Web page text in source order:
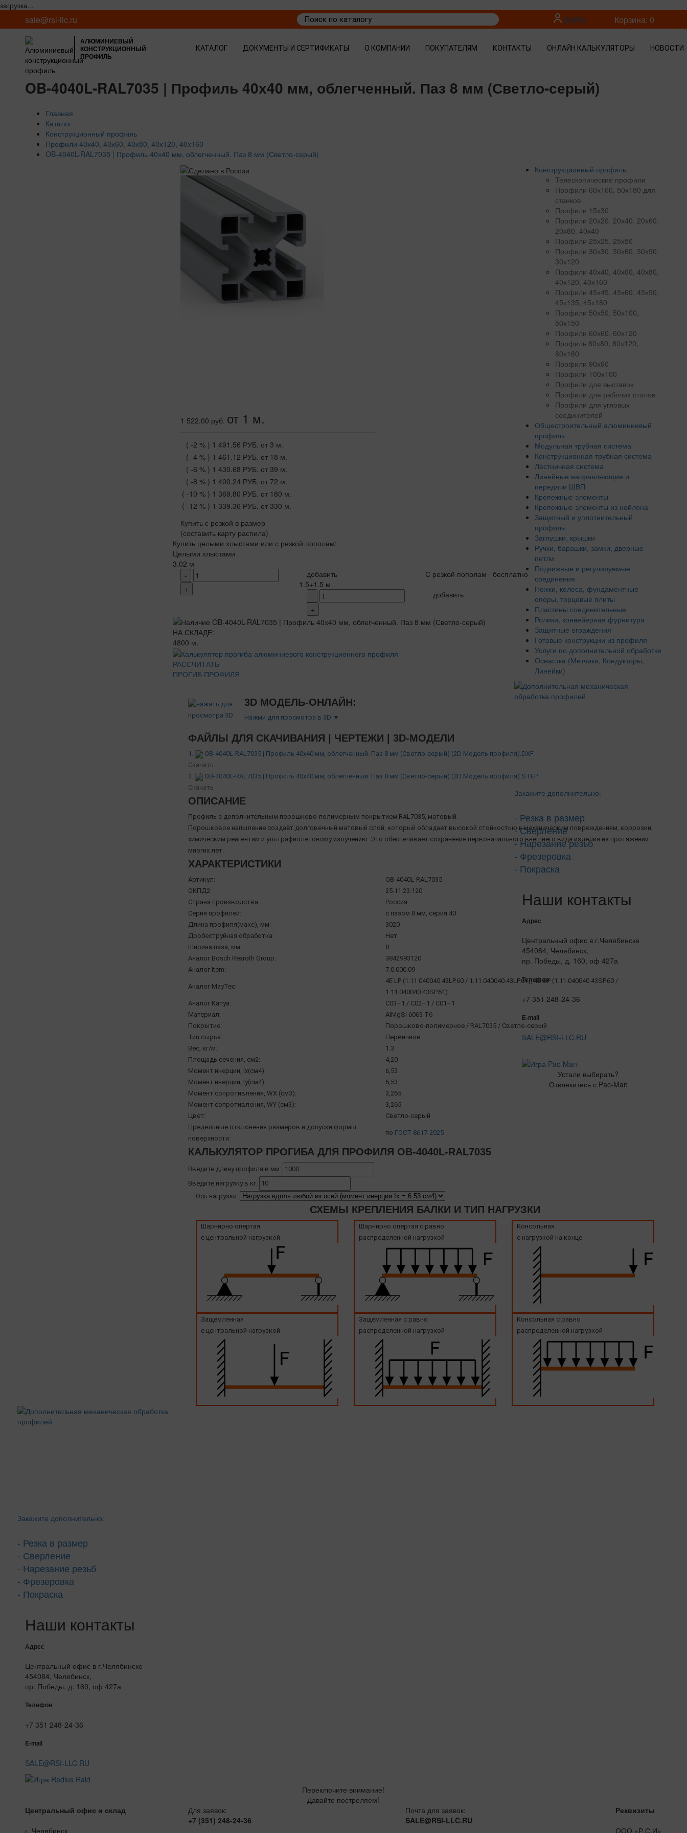
загрузка...
sale@rsi-llc.ru Войти Корзина: 0
АЛЮМИНИЕВЫЙ
КОНСТРУКЦИОННЫЙ
ПРОФИЛЬ
КАТАЛОГ ДОКУМЕНТЫ И СЕРТИФИКАТЫ О КОМПАНИИ ПОКУПАТЕЛЯМ КОНТАКТЫ ОНЛАЙН КАЛЬКУЛЯТОРЫ НОВОСТИ
OB-4040L-RAL7035 | Профиль 40х40 мм, облегченный. Паз 8 мм (Светло-серый)
Главная
Каталог
Конструкционный профиль
Профили 40х40, 40х60, 40х80, 40х120, 40х160
OB-4040L-RAL7035 | Профиль 40х40 мм, облегченный. Паз 8 мм (Светло-серый)
1 522.00 руб. от 1 м.
( -2 % ) 1 491.56 РУБ. от 3 м.
( -4 % ) 1 461.12 РУБ. от 18 м.
( -6 % ) 1 430.68 РУБ. от 39 м.
( -8 % ) 1 400.24 РУБ. от 72 м.
( -10 % ) 1 369.80 РУБ. от 180 м.
( -12 % ) 1 339.36 РУБ. от 330 м.
Купить с резкой в размер
(составить карту распила)
Купить целыми хлыстами или с резкой пополам:
Целыми хлыстами
3.02 м
-
+
добавить
С резкой пополам · бесплатно
1.5+1.5 м
-
+
добавить
НА СКЛАДЕ:
4800 м.
РАССЧИТАТЬ
ПРОГИБ ПРОФИЛЯ
3D МОДЕЛЬ-ОНЛАЙН:
Нажми для просмотра в 3D ▼
ФАЙЛЫ ДЛЯ СКАЧИВАНИЯ | ЧЕРТЕЖИ | 3D-МОДЕЛИ
1.
OB-4040L-RAL7035 | Профиль 40х40 мм, облегченный. Паз 8 мм (Светло-серый) (2D Модель профиля).DXF
Скачать
2.
OB-4040L-RAL7035 | Профиль 40х40 мм, облегченный. Паз 8 мм (Светло-серый) (3D Модель профиля).STEP
Скачать
ОПИСАНИЕ
Профиль с дополнительным порошково-полимерным покрытием RAL7035, матовый.
Порошковое напыление создаёт долговечный матовый слой, который обладает высокой стойкостью к механическим повреждениям, коррозии,
химическим реагентам и ультрафиолетовому излучению. Это обеспечивает сохранение первоначального внешнего вида изделия на протяжении
многих лет.
ХАРАКТЕРИСТИКИ
Артикул:
OB-4040L-RAL7035
ОКПД2:
25.11.23.120
Страна производства:
Россия
Серия профилей:
с пазом 8 мм, серия 40
Длина профиля(макс), мм:
3020
Дробеструйная обработка:
Нет
Ширина паза, мм:
8
Аналог Bosch Rexroth Group:
3842993120
Аналог Item:
7.0.000.09
Аналог MayTec:
4E LP (1.11.040040.43LP.60 / 1.11.040040.43LP.61), 4E SP (1.11.040040.43SP.60 /
1.11.040040.43SP.61)
Аналог Kanya:
C03–1 / C02–1 / С01–1
Материал:
AlMgSi 6063 Т6
Покрытие:
Порошково-полимерное / RAL7035 / Светло-серый
Тип сырья:
Первичное
Вес, кг/м:
1.3
Площадь сечения, см2:
4,20
Момент инерции, Ix(см4):
6,53
Момент инерции, Iy(см4):
6,53
Момент сопротивления, WX (см3):
3,265
Момент сопротивления, WY (см3):
3,265
Цвет:
Светло-серый
Предельные отклонения размеров и допуски формы
поверхности:
по ГОСТ 8617-2025
КАЛЬКУЛЯТОР ПРОГИБА ДЛЯ ПРОФИЛЯ OB-4040L-RAL7035
Введите длину профиля в мм:
Введите нагрузку в кг:
Ось нагрузки:
СХЕМЫ КРЕПЛЕНИЯ БАЛКИ И ТИП НАГРУЗКИ
Шарнирно опертая
с центральной нагрузкой
Шарнирно опертая с равно
распределенной нагрузкой
Консольная
с нагрузкой на конце
Защемленная
с центральной нагрузкой
Защемленная с равно
распределенной нагрузкой
Консольная с равно
распределенной нагрузкой
Конструкционный профиль
Телескопические профили
Профили 60х160, 50х180 для
станков
Профили 15х30
Профили 20х20, 20х40, 20х60,
20x80, 40х40
Профили 25х25, 25х50
Профили 30х30, 30х60, 30х90,
30х120
Профили 40х40, 40х60, 40х80,
40х120, 40х160
Профили 45х45, 45х60, 45х90,
45х135, 45х180
Профили 50х50, 50х100,
50х150
Профили 60х60, 60х120
Профиль 80х80, 80х120,
80х160
Профили 90х90
Профили 100х100
Профили для выставок
Профили для рабочих столов
Профили для угловых
соединителей
Общестроительный алюминиевый
профиль
Модульная трубная система
Конструкционная трубная система
Лестничная система
Линейные направляющие и
передачи ШВП
Крепежные элементы
Крепежные элементы из нейлона
Защитный и уплотнительный
профиль
Заглушки, крышки
Ручки, барашки, замки, дверные
петли
Подвижные и регулируемые
соединения
Ножки, колеса, фундаментные
опоры, торцевые плиты
Пластины соединительные
Ролики, конвейерная фурнитура
Защитные ограждения
Готовые конструкции из профиля
Услуги по дополнительной обработке
Оснастка (Метчики, Кондукторы,
Линейки)
Закажите дополнительно:
- Резка в размер
- Сверление
- Нарезание резьб
- Фрезеровка
- Покраска
Наши контакты
Адрес
Центральный офис в г.Челябинске
454084, Челябинск,
пр. Победы, д. 160, оф 427а
Телефон
+7 351 248-24-36
E-mail
SALE@RSI-LLC.RU
Устали выбирать?
Отвлекитесь с Pac-Man
Закажите дополнительно:
- Резка в размер
- Сверление
- Нарезание резьб
- Фрезеровка
- Покраска
Наши контакты
Адрес
Центральный офис в г.Челябинске
454084, Челябинск,
пр. Победы, д. 160, оф 427а
Телефон
+7 351 248-24-36
E-mail
SALE@RSI-LLC.RU
Переключите внимание!
Давайте постреляем!
Центральный офис и склад
г. Челябинск
Для заявок:
+7 (351) 248-24-36
Почта для заявок:
SALE@RSI-LLC.RU
Реквизиты
ООО «Р.С.И»